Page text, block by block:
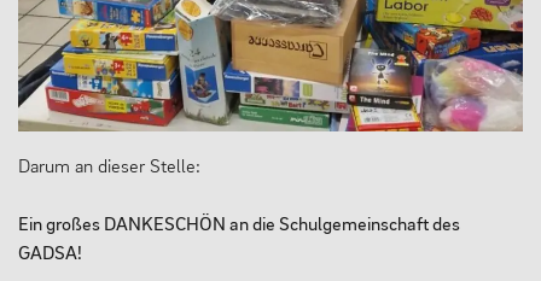
Darum an dieser Stelle:
Ein großes DANKESCHÖN an die Schulgemeinschaft des
GADSA!